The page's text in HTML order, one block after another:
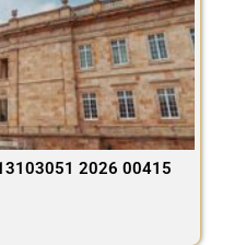
2026 00415